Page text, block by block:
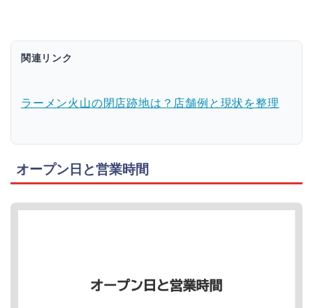
関連リンク
ラーメン火山の閉店跡地は？店舗例と現状を整理
オープン日と営業時間